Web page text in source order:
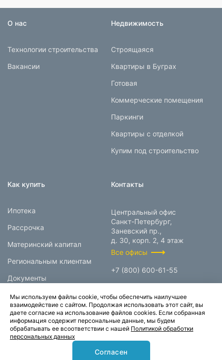
О нас
Технологии строительства
Вакансии
Недвижимость
Строящаяся
Квартиры в Буграх
Готовая
Коммерческие помещения
Паркинги
Квартиры с отделкой
Купим под строительство
Как купить
Ипотека
Рассрочка
Материнский капитал
Региональным клиентам
Документы
Контакты
Центральный офис
Санкт-Петербург,
Заневский пр.,
д. 30, корп. 2, 4 этаж
Все офисы
+7 (800) 600-61-55
© 1995-2026.
Группа компаний «Прок»
Политика конфиденциальности
Мы используем файлы cookie, чтобы обеспечить наилучшее
взаимодействие с сайтом. Продолжая использовать этот сайт, вы
даете согласие на использование файлов cookies. Если собранная
информация содержит персональные данные, мы будем
обрабатывать ее всоответствии с нашей Политикой обработки
персональных данных
Согласен